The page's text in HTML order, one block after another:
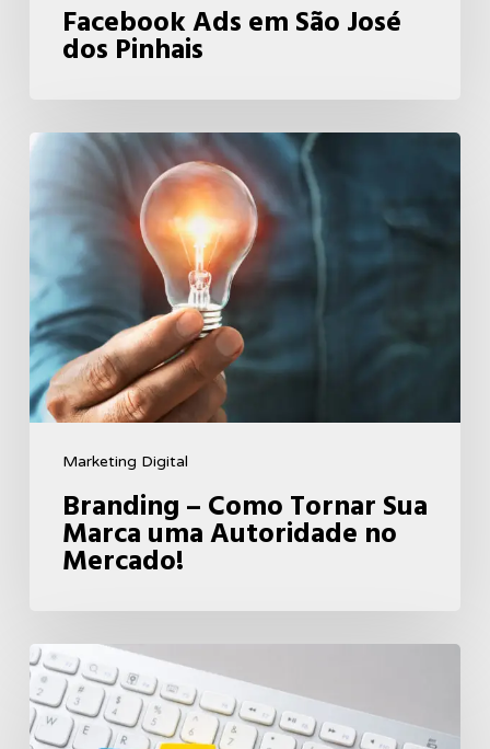
Facebook Ads em São José
dos Pinhais
Marketing Digital
Branding
Como
Tornar
Sua
Marca
uma
Autoridade
no
Mercado!
Branding – Como Tornar Sua
Marca uma Autoridade no
Mercado!
Marketing
de
Conteúdo